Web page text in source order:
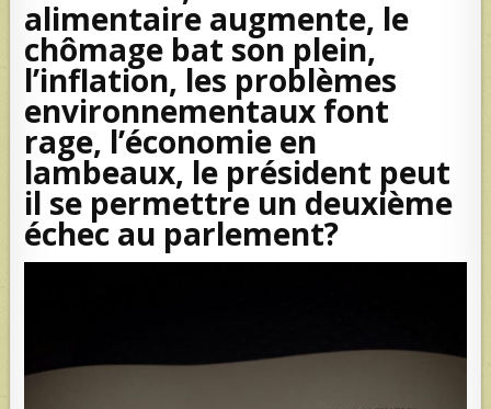
alimentaire augmente, le
chômage bat son plein,
l’inflation, les problèmes
environnementaux font
rage, l’économie en
lambeaux, le président peut
il se permettre un deuxième
échec au parlement?